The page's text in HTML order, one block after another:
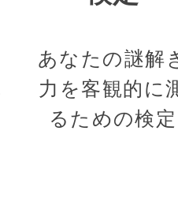
あなたの謎解
力を客観的に
るための検定